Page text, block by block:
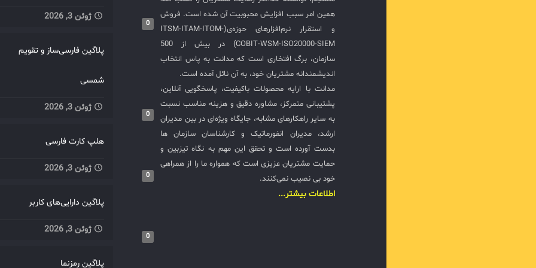
همین امر سبب افزایش محبوبیت آن شده است. فروش
و استقرار نرم‌افزارهای حوزه‌ی(ITSM-ITAM-ITOM-
COBIT-WSM-ISO20000-SIEM) در بیش از 500
سازمان، برگ افتخاری است که مدانت به پاس انتخاب
اندیشمندانه مشتریان خود، به آن نائل آمده است.
مدانت با ارایه محصولات باکیفیت، پاسخگویی آنلاین،
پشتیبانی متمرکز، مشاوره دقیق و هزینه مناسب نسبت
به سایر راهکارهای مشابه، جایگاه ویژه‌ای در بین مدیران
ارشد، مدیران انفورماتیک و کارشناسان سازمان ها
بدست آورده است و تحقق این مهم به نگاه تیزبین و
حمایت مشتریان عزیزی است که همواره ما را از همراهی
خود بی نصیب نمی‌کنند.
اطلاعات بیشتر...
ژوئن 3, 2026
0
پلاگین فارسی‌ساز و تقویم
شمسی
ژوئن 3, 2026
0
هلپ کارت فارسی
ژوئن 3, 2026
0
پلاگین دارایی‌های کاربر
ژوئن 3, 2026
0
پلاگین رمزنما